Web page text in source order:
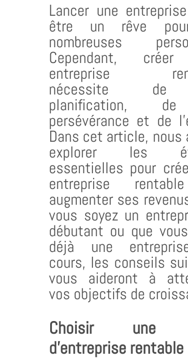
Lancer une
être un rêve
nombreuses
Cependant,
entreprise
nécessite
planification,
persévérance et de
Dans cet article, nous
explorer les
essentielles pour
entreprise
augmenter ses
vous soyez un
débutant ou que
déjà une
cours, les conseils
vous aideront à
vos objectifs de
Choisir une
d’entreprise rentable